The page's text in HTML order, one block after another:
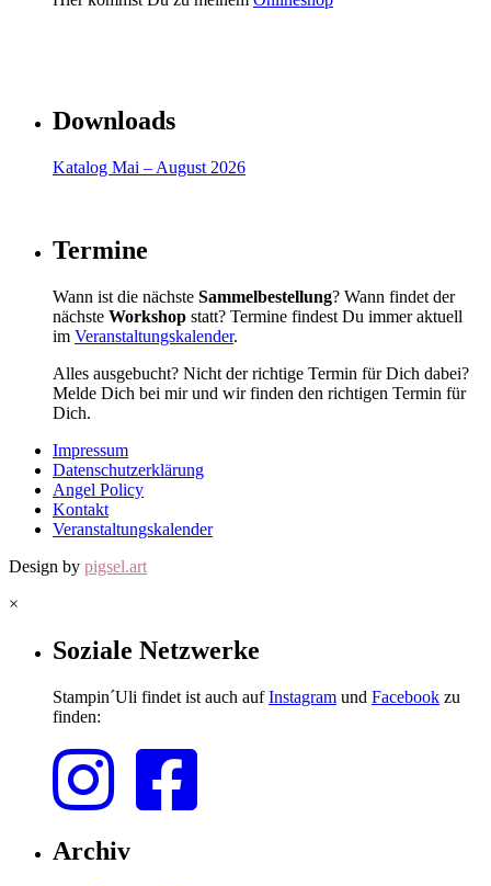
Downloads
Katalog Mai – August 2026
Termine
Wann ist die nächste Sammelbestellung? Wann findet der
nächste Workshop statt? Termine findest Du immer aktuell
im Veranstaltungskalender.
Alles ausgebucht? Nicht der richtige Termin für Dich dabei?
Melde Dich bei mir und wir finden den richtigen Termin für
Dich.
Impressum
Datenschutzerklärung
Angel Policy
Kontakt
Veranstaltungskalender
Design by pigsel.art
×
Soziale Netzwerke
Stampin´Uli findet ist auch aufInstagram und Facebook zu
finden:
Archiv